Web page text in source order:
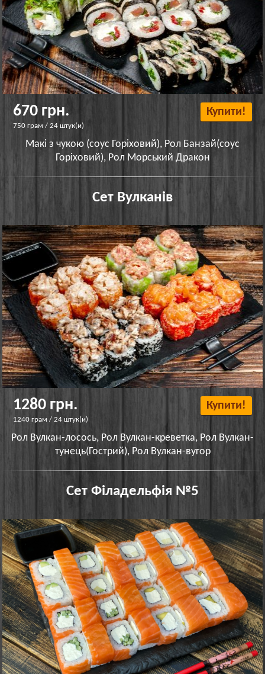
670 грн.
750 грам / 24 штук(и)
Купити!
Макі з чукою (соус Горіховий), Рол Банзай(соус
Горіховий), Рол Морський Дракон
Сет Вулканів
1280 грн.
1240 грам / 24 штук(и)
Купити!
Рол Вулкан-лосось, Рол Вулкан-креветка, Рол Вулкан-
тунець(Гострий), Рол Вулкан-вугор
Сет Філадельфія №5